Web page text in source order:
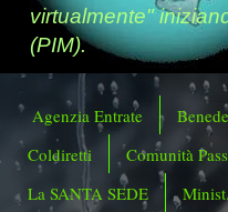
virtualmente"
(PIM).
Agenzia Entrate
Coldiretti
Comunità
La SANTA SEDE